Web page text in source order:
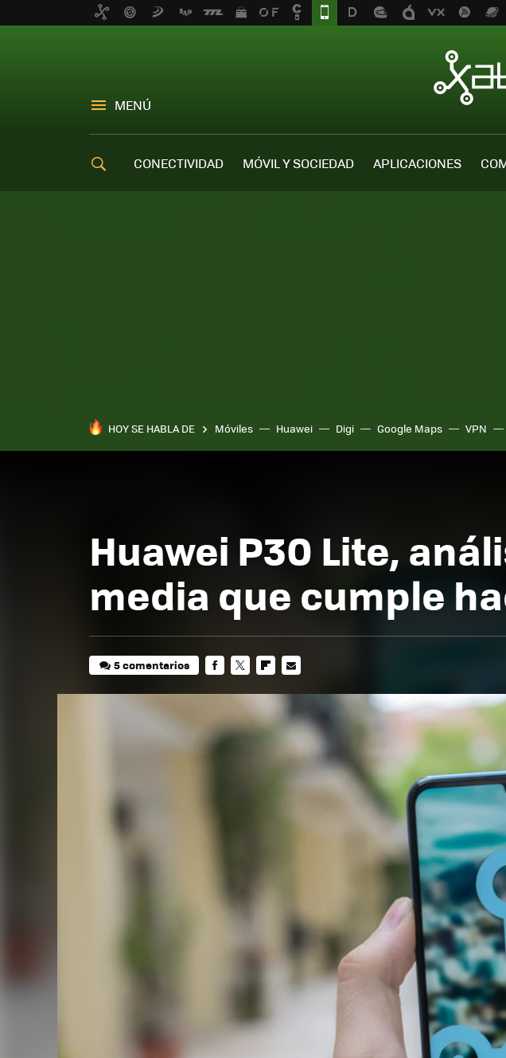
MENÚ
CONECTIVIDAD MÓVIL Y SOCIEDAD APLICACIONES
HOY SE HABLA DE Móviles Huawei Digi Google Maps VPN
Huawei P30 Lite,
media que cumple
5 comentarios